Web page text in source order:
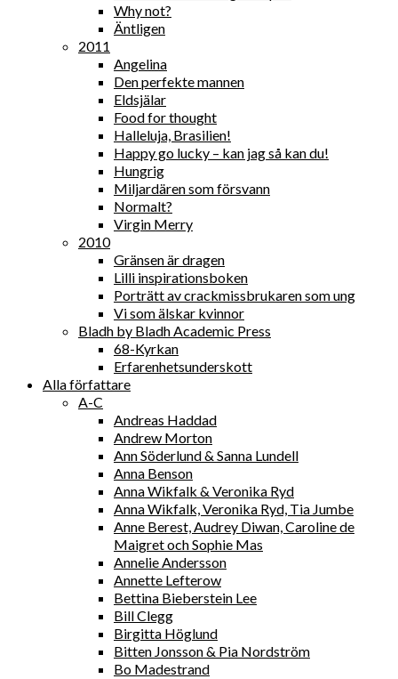
Why not?
Äntligen
2011
Angelina
Den perfekte mannen
Eldsjälar
Food for thought
Halleluja, Brasilien!
Happy go lucky – kan jag så kan du!
Hungrig
Miljardären som försvann
Normalt?
Virgin Merry
2010
Gränsen är dragen
Lilli inspirationsboken
Porträtt av crackmissbrukaren som ung
Vi som älskar kvinnor
Bladh by Bladh Academic Press
68-Kyrkan
Erfarenhetsunderskott
Alla författare
A-C
Andreas Haddad
Andrew Morton
Ann Söderlund & Sanna Lundell
Anna Benson
Anna Wikfalk & Veronika Ryd
Anna Wikfalk, Veronika Ryd, Tia Jumbe
Anne Berest, Audrey Diwan, Caroline de
Maigret och Sophie Mas
Annelie Andersson
Annette Lefterow
Bettina Bieberstein Lee
Bill Clegg
Birgitta Höglund
Bitten Jonsson & Pia Nordström
Bo Madestrand